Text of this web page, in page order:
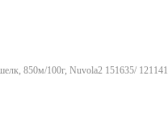
850м/100г, Nuvola2 151635/ 121141